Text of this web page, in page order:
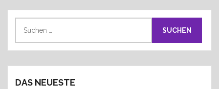
s
v
i
U
O
T
S
n
DAS NEUESTE